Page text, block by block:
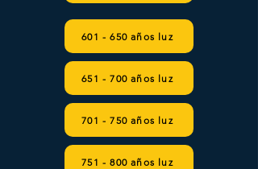
601 - 650 años luz
651 - 700 años luz
701 - 750 años luz
751 - 800 años luz